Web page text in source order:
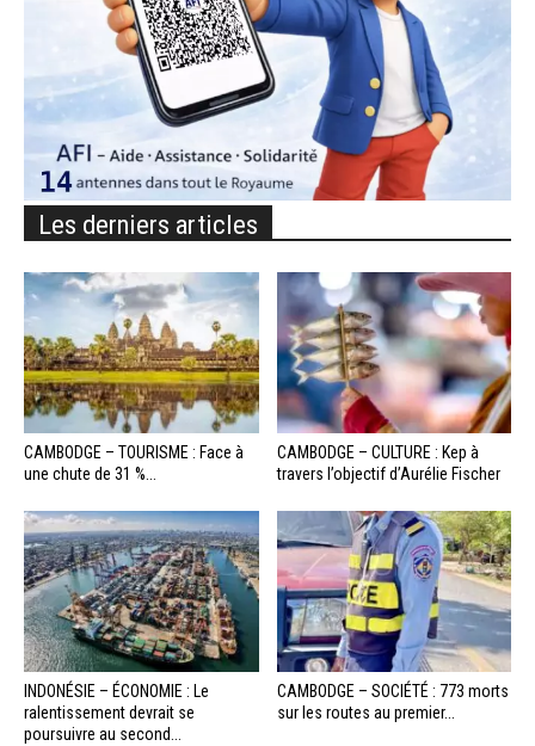
Les derniers articles
CAMBODGE – TOURISME : Face à
une chute de 31 %...
CAMBODGE – CULTURE : Kep à
travers l’objectif d’Aurélie Fischer
INDONÉSIE – ÉCONOMIE : Le
ralentissement devrait se
poursuivre au second...
CAMBODGE – SOCIÉTÉ : 773 morts
sur les routes au premier...